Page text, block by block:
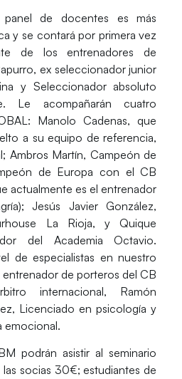
de docentes es más
y se contará por primera vez
de los entrenadores de
ex seleccionador junior
y Seleccionador absoluto
Le acompañarán cuatro
Manolo Cadenas, que
a su equipo de referencia,
Ambros Martín, Campeón de
de Europa con el CB
actualmente es el entrenador
Jesús Javier González,
La Rioja, y Quique
del Academia Octavio.
de especialistas en nuestro
de porteros del CB
internacional, Ramón
Licenciado en psicología y
emocional.
podrán asistir al seminario
socias 30€; estudiantes de